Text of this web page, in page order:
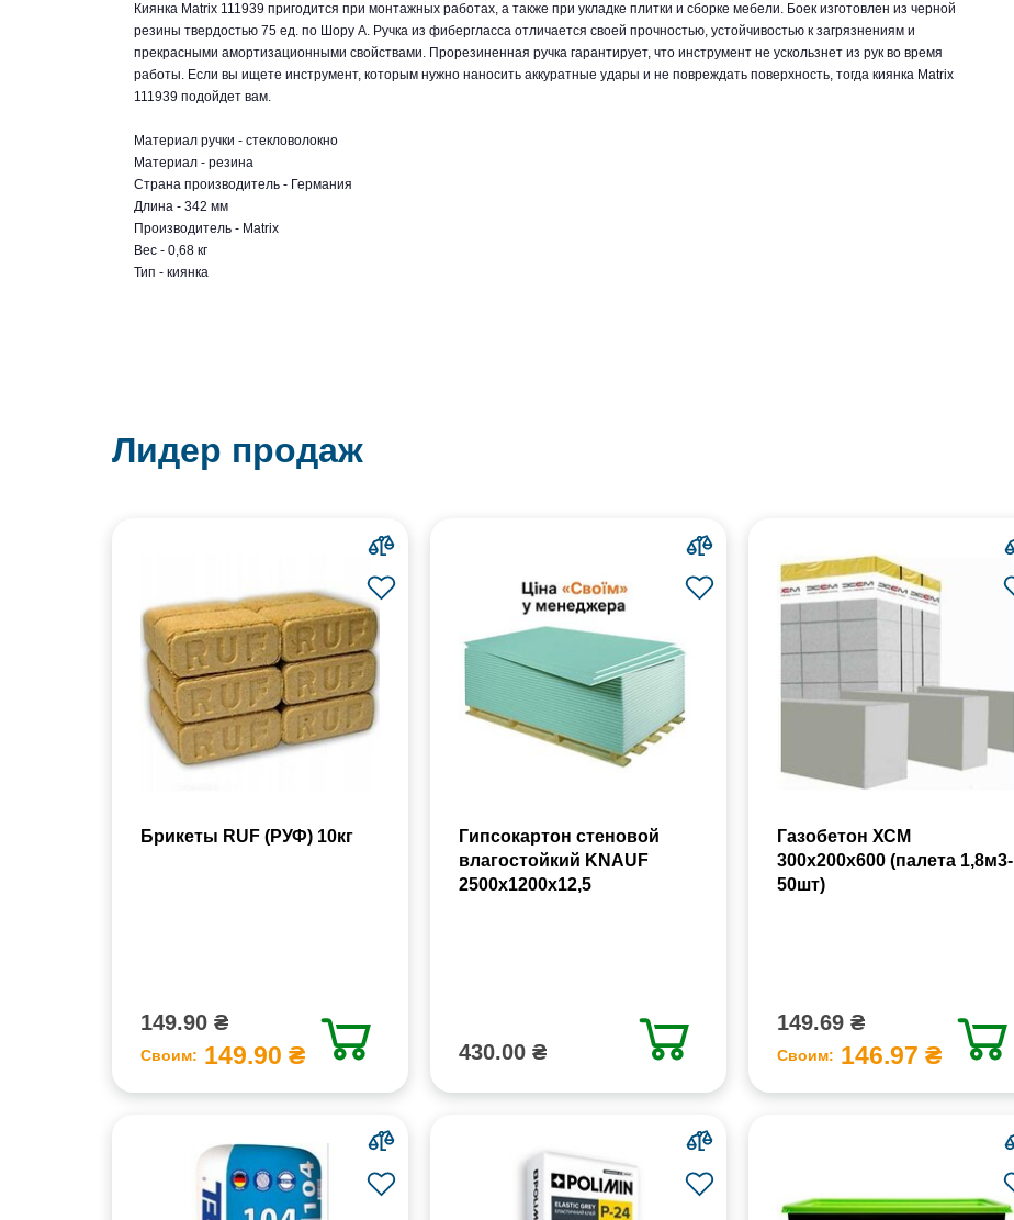
Киянка Matrix 111939 пригодится при монтажных работах, а также при укладке плитки и сборке мебели. Боек изготовлен из черной
резины твердостью 75 ед. по Шору А. Ручка из фибергласса отличается своей прочностью, устойчивостью к загрязнениям и
прекрасными амортизационными свойствами. Прорезиненная ручка гарантирует, что инструмент не ускользнет из рук во время
работы. Если вы ищете инструмент, которым нужно наносить аккуратные удары и не повреждать поверхность, тогда киянка Matrix
111939 подойдет вам.
Материал ручки - стекловолокно
Материал - резина
Страна производитель - Германия
Длина - 342 мм
Производитель - Matrix
Вес - 0,68 кг
Тип - киянка
Лидер продаж
Брикеты RUF (РУФ) 10кг
149.90 ₴
Своим: 149.90 ₴
Гипсокартон стеновой
влагостойкий KNAUF
2500х1200х12,5
430.00 ₴
Газобетон ХСМ
300x200x600 (палета 1,8м3-
50шт)
149.69 ₴
Своим: 146.97 ₴